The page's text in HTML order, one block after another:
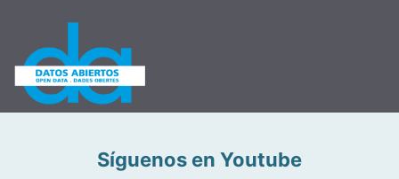
Síguenos en Youtube